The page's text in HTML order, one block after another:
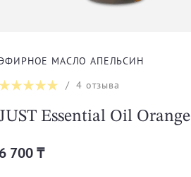
МАСЛО АПЕЛЬСИН
/4 отзыва
Essential Oil Orange
6 700 ₸